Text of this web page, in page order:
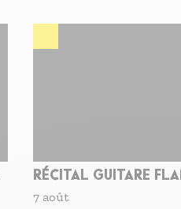
RÉCITAL GUITARE
7 août